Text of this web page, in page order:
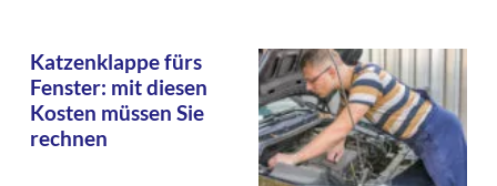
Katzenklappe fürs
Fenster: mit diesen
Kosten müssen Sie
rechnen